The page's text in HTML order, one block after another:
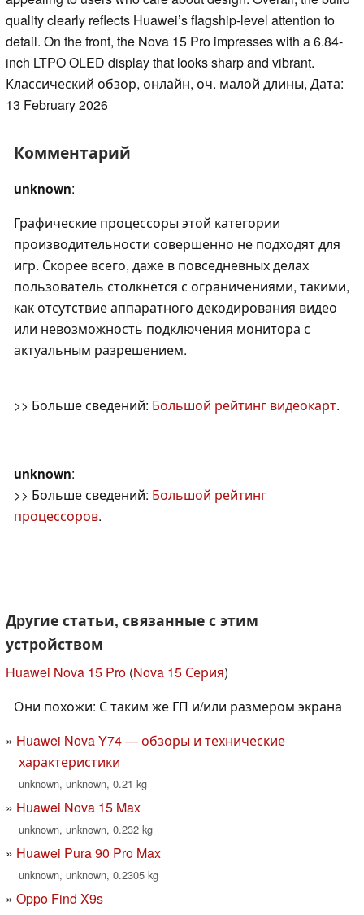
quality clearly reflects Huawei’s flagship-level attention to
detail. On the front, the Nova 15 Pro impresses with a 6.84-
inch LTPO OLED display that looks sharp and vibrant.
Классический обзор, онлайн, оч. малой длины, Дата:
13 February 2026
Комментарий
unknown:
Графические процессоры этой категории
производительности совершенно не подходят для
игр. Скорее всего, даже в повседневных делах
пользователь столкнётся с ограничениями, такими,
как отсутствие аппаратного декодирования видео
или невозможность подключения монитора с
актуальным разрешением.
>> Больше сведений: Большой рейтинг видеокарт.
unknown:
>> Больше сведений: Большой рейтинг
процессоров.
Другие статьи, связанные с этим
устройством
Huawei Nova 15 Pro (Nova 15 Серия)
Они похожи: С таким же ГП и/или размером экрана
Huawei Nova Y74 — обзоры и технические
характеристики
unknown, unknown, 0.21 kg
Huawei Nova 15 Max
unknown, unknown, 0.232 kg
Huawei Pura 90 Pro Max
unknown, unknown, 0.2305 kg
Oppo Find X9s